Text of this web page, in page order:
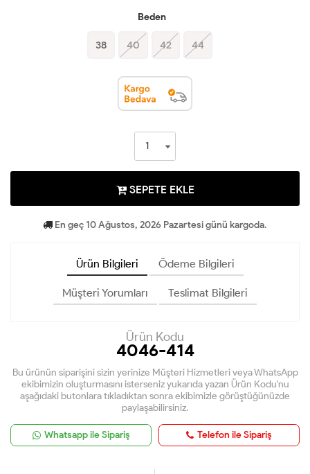
Beden
38 40 42 44
SEPETE EKLE
En geç 10 Ağustos, 2026 Pazartesi günü kargoda.
Ürün Bilgileri Ödeme Bilgileri
Müşteri Yorumları Teslimat Bilgileri
Ürün Kodu
4046-414
Bu ürünün siparişini sizin yerinize Müşteri Hizmetleri veya WhatsApp
ekibimizin oluşturmasını isterseniz yukarıda yazan Ürün Kodu'nu
aşağıdaki butonlara tıkladıktan sonra ekibimizle görüştüğünüzde
paylaşabilirsiniz.
Whatsapp ile Sipariş Telefon ile Sipariş